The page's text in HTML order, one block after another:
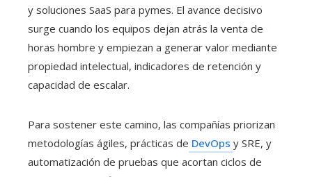
y soluciones SaaS para pymes. El avance decisivo
surge cuando los equipos dejan atrás la venta de
horas hombre y empiezan a generar valor mediante
propiedad intelectual, indicadores de retención y
capacidad de escalar.
Para sostener este camino, las compañías priorizan
metodologías ágiles, prácticas de DevOps y SRE, y
automatización de pruebas que acortan ciclos de